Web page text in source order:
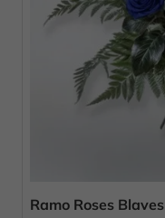
Ramo Roses Blaves